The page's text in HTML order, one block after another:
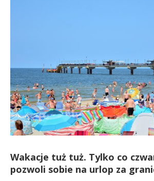
Wakacje tuż tuż. Tylko co
pozwoli sobie na urlop za